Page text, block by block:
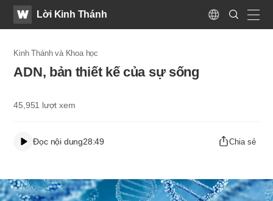
WATVLời Kinh Thánh
Language
Search
Submit
Kinh Thánh và Khoa học
ADN, bản thiết kế của sự sống
45,951 lượt xem
Đọc nội dung28:49 Chia sẻ